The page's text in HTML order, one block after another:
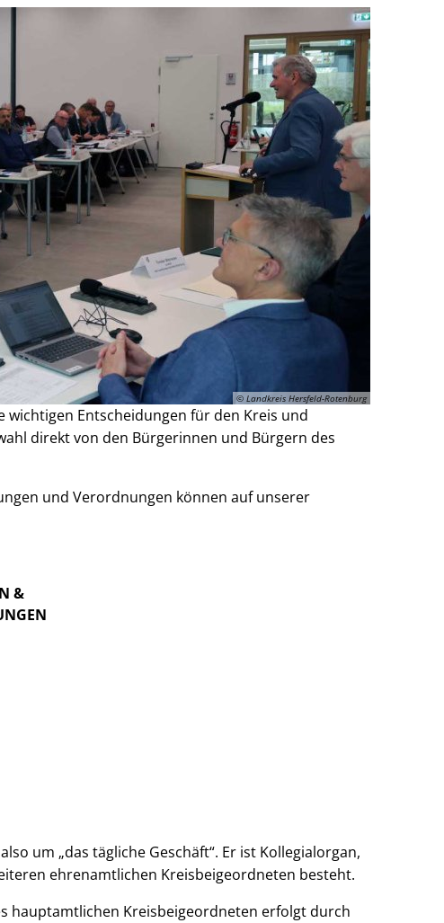
© Landkreis Hersfeld-Rotenburg
wichtigen Entscheidungen für den Kreis und
direkt von den Bürgerinnen und Bürgern des
und Verordnungen können auf unserer
&
um „das tägliche Geschäft“. Er ist Kollegialorgan,
ehrenamtlichen Kreisbeigeordneten besteht.
hauptamtlichen Kreisbeigeordneten erfolgt durch